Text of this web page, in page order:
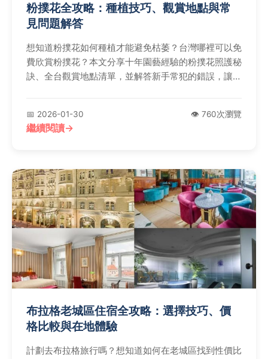
粉撲花全攻略：種植技巧、觀賞地點與常
見問題解答
想知道粉撲花如何種植才能避免枯萎？台灣哪裡可以免
費欣賞粉撲花？本文分享十年園藝經驗的粉撲花照護秘
訣、全台觀賞地點清單，並解答新手常犯的錯誤，讓你
📅 2026-01-30 👁️ 760次瀏覽
繼續閱讀
布拉格老城區住宿全攻略：選擇技巧、價
格比較與在地體驗
計劃去布拉格旅行嗎？想知道如何在老城區找到性價比